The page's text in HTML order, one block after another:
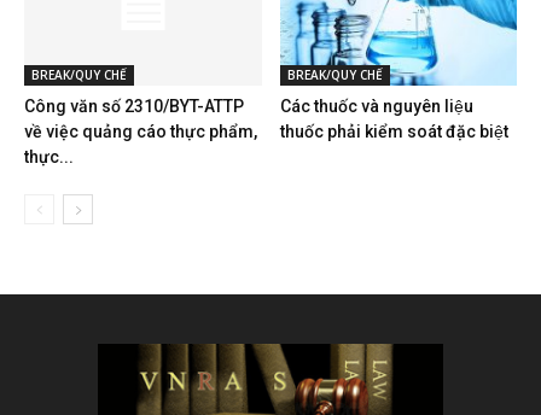
BREAK/QUY CHẾ
Công văn số 2310/BYT-ATTP
về việc quảng cáo thực phẩm,
thực...
BREAK/QUY CHẾ
Các thuốc và nguyên liệu
thuốc phải kiểm soát đặc biệt